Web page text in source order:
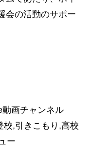
会の活動のサポー
画チャンネル
校,引きこもり,高校
ー